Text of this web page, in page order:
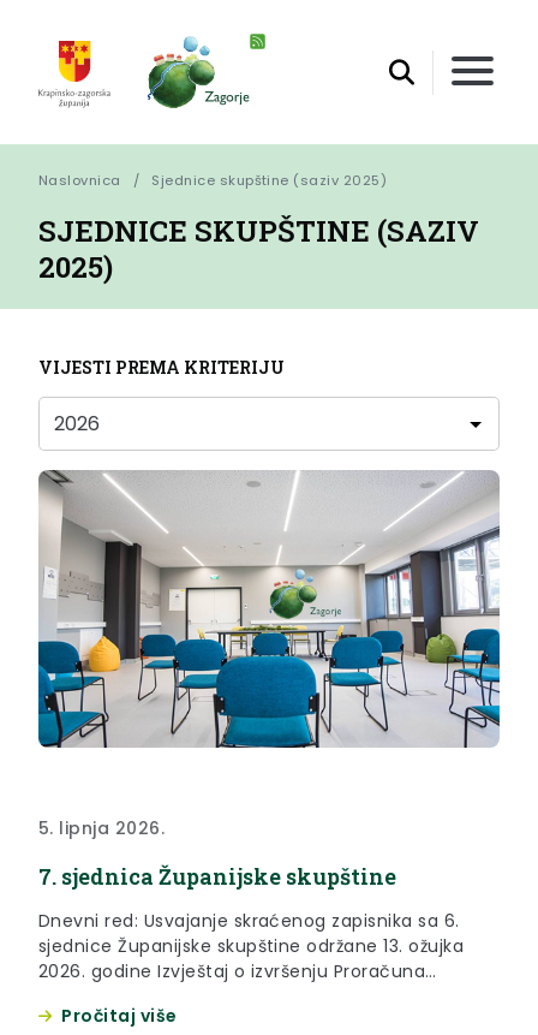
Naslovnica Sjednice skupštine (saziv 2025)
SJEDNICE SKUPŠTINE (SAZIV
2025)
VIJESTI PREMA KRITERIJU
5. lipnja 2026.
7. sjednica Županijske skupštine
Dnevni red: Usvajanje skraćenog zapisnika sa 6.
sjednice Županijske skupštine održane 13. ožujka
2026. godine Izvještaj o izvršenju Proračuna
Prijedlog odluke o raspodjeli rezultata poslovanja
Pročitaj više